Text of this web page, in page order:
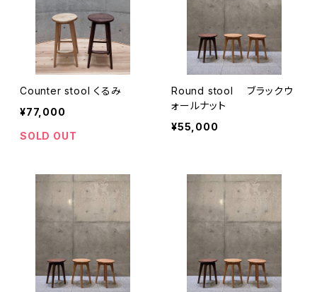
Counter stool くるみ
¥77,000
SOLD OUT
Round stool ブラックウ
ォールナット
¥55,000